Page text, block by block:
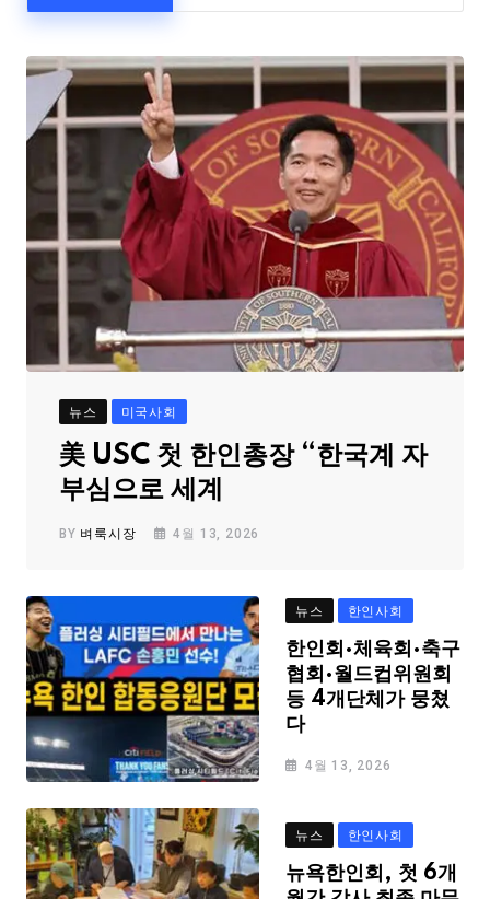
뉴스 미국사회
美 USC 첫 한인총장 “한국계 자
부심으로 세계
BY 벼룩시장 4월 13, 2026
뉴스 한인사회
한인회·체육회·축구
협회·월드컵위원회
등 4개단체가 뭉쳤
다
4월 13, 2026
뉴스 한인사회
뉴욕한인회, 첫 6개